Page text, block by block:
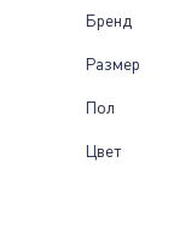
Бренд
Размер
Пол
Цвет